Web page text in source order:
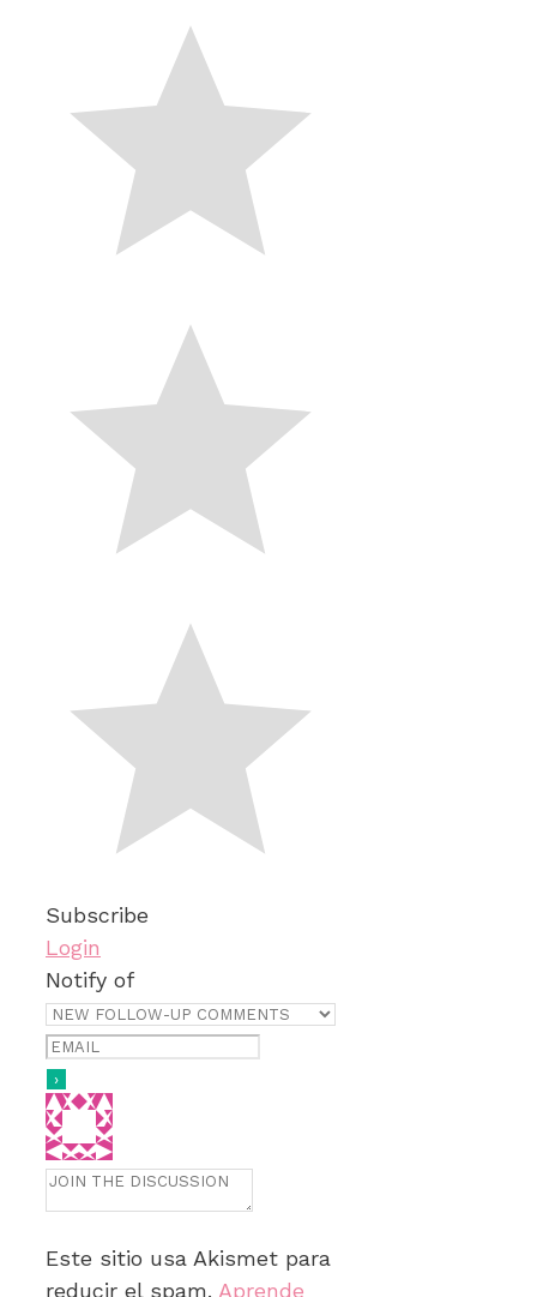
Subscribe
Login
Notify of
Este sitio usa Akismet para
reducir el spam. Aprende